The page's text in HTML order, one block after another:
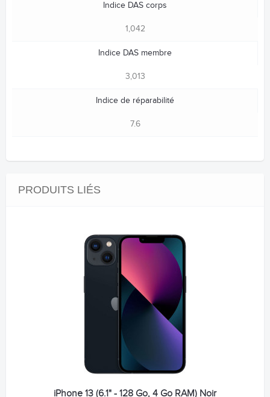
Indice DAS corps
1,042
Indice DAS membre
3,013
Indice de réparabilité
7.6
PRODUITS LIÉS
iPhone 13 (6.1" - 128 Go, 4 Go RAM) Noir